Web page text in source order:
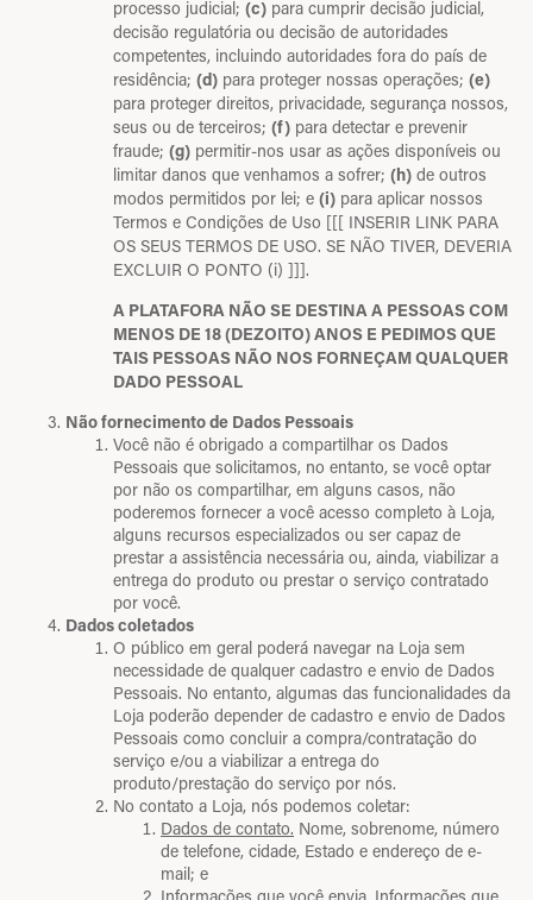
processo judicial; (c) para cumprir decisão judicial,
decisão regulatória ou decisão de autoridades
competentes, incluindo autoridades fora do país de
residência; (d) para proteger nossas operações; (e)
para proteger direitos, privacidade, segurança nossos,
seus ou de terceiros; (f) para detectar e prevenir
fraude; (g) permitir-nos usar as ações disponíveis ou
limitar danos que venhamos a sofrer; (h) de outros
modos permitidos por lei; e (i) para aplicar nossos
Termos e Condições de Uso [[[ INSERIR LINK PARA
OS SEUS TERMOS DE USO. SE NÃO TIVER, DEVERIA
EXCLUIR O PONTO (i) ]]].
A PLATAFORA NÃO SE DESTINA A PESSOAS COM
MENOS DE 18 (DEZOITO) ANOS E PEDIMOS QUE
TAIS PESSOAS NÃO NOS FORNEÇAM QUALQUER
DADO PESSOAL
Não fornecimento de Dados Pessoais
Você não é obrigado a compartilhar os Dados
Pessoais que solicitamos, no entanto, se você optar
por não os compartilhar, em alguns casos, não
poderemos fornecer a você acesso completo à Loja,
alguns recursos especializados ou ser capaz de
prestar a assistência necessária ou, ainda, viabilizar a
entrega do produto ou prestar o serviço contratado
por você.
Dados coletados
O público em geral poderá navegar na Loja sem
necessidade de qualquer cadastro e envio de Dados
Pessoais. No entanto, algumas das funcionalidades da
Loja poderão depender de cadastro e envio de Dados
Pessoais como concluir a compra/contratação do
serviço e/ou a viabilizar a entrega do
produto/prestação do serviço por nós.
No contato a Loja, nós podemos coletar:
Dados de contato. Nome, sobrenome, número
de telefone, cidade, Estado e endereço de e-
mail; e